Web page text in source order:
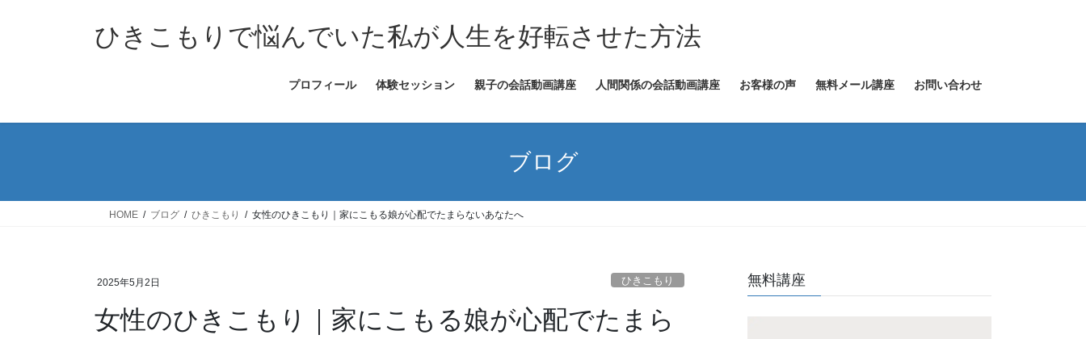
ス
ン
ひきこもりで悩んでいた私が人生を好転させた方法
プロフィール 体験セッション 親子の会話動画講座 人間関係の会話動画講座 お客様の声 無料メール講座 お問い合わせ
ブログ
HOME ブログ ひきこもり 女性のひきこもり｜家にこもる娘が心配でたまらないあなたへ
2025年5月2日 ひきこもり
女性のひきこもり｜家にこもる娘が心配でたまら
無料講座